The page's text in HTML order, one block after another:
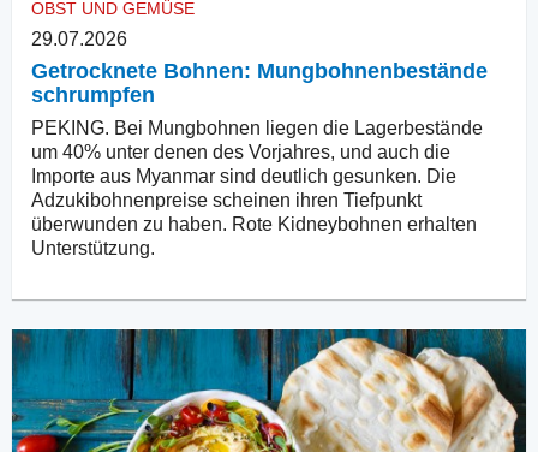
OBST UND GEMÜSE
29.07.2026
Getrocknete Bohnen: Mungbohnenbestände
schrumpfen
PEKING. Bei Mungbohnen liegen die Lagerbestände
um 40% unter denen des Vorjahres, und auch die
Importe aus Myanmar sind deutlich gesunken. Die
Adzukibohnenpreise scheinen ihren Tiefpunkt
überwunden zu haben. Rote Kidneybohnen erhalten
Unterstützung.